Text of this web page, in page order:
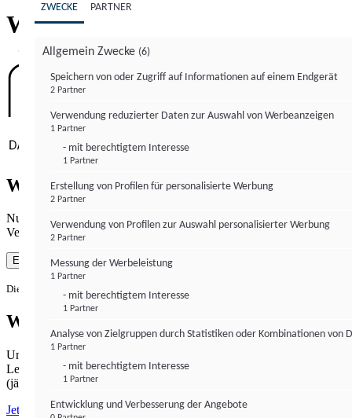
Willkommen bei
Wie gewohnt mit Werbung lesen
Nutzen Sie institutional-money.com mit Ihrer Zustimmung zur
Verwendung von Cookies für Webanalyse und Werbemaßnahmen.
Einverstanden
Die Zustimmung ist jederzeit widerrufbar.
Werbefrei lesen
Unabhängiger Journalismus hat seinen Preis.
Lesen Sie institutional-money.com PUR für 33,99€ pro Monat
(jährliche Abrechnung).
Jetzt abonnieren
ZWECKE PARTNER
Allgemein Zwecke (6)
Speichern von oder Zugriff auf Informationen auf einem Endgerät
2 Partner
Verwendung reduzierter Daten zur Auswahl von Werbeanzeigen
1 Partner
- mit berechtigtem Interesse
1 Partner
Erstellung von Profilen für personalisierte Werbung
2 Partner
Verwendung von Profilen zur Auswahl personalisierter Werbung
2 Partner
Messung der Werbeleistung
1 Partner
- mit berechtigtem Interesse
1 Partner
Analyse von Zielgruppen durch Statistiken oder Kombinationen von
1 Partner
- mit berechtigtem Interesse
1 Partner
Entwicklung und Verbesserung der Angebote